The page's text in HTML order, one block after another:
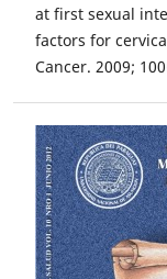
at first sexual
factors for
Cancer. 2009;